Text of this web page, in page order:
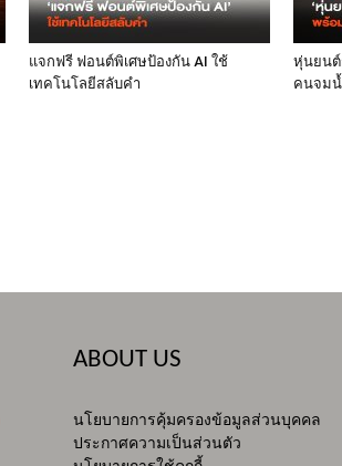
แจกฟรี ฟอนต์พิเศษป้องกัน AI ใช้
เทคโนโลยีสลับคำ
หุ่นยนต์
คนจม
ABOUT US
นโยบายการคุ้มครองข้อมูลส่วนบุคคล
ประกาศความเป็นส่วนตัว